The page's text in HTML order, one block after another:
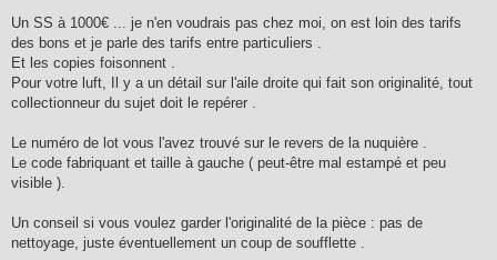
Un SS à 1000€ ... je n'en voudrais pas chez moi, on est loin des tarifs
des bons et je parle des tarifs entre particuliers .
Et les copies foisonnent .
Pour votre luft, Il y a un détail sur l'aile droite qui fait son originalité, tout
collectionneur du sujet doit le repérer .
Le numéro de lot vous l'avez trouvé sur le revers de la nuquière .
Le code fabriquant et taille à gauche ( peut-être mal estampé et peu
visible ).
Un conseil si vous voulez garder l'originalité de la pièce : pas de
nettoyage, juste éventuellement un coup de soufflette .